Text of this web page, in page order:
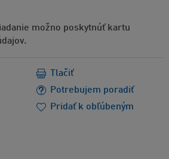
možno poskytnúť kartu
Potrebujem poradiť
Tlačiť
Pridať k obľúbeným